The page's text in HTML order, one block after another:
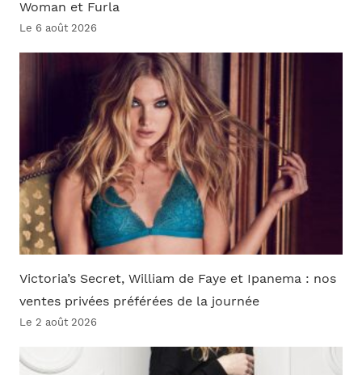
Woman et Furla
Le 6 août 2026
Victoria’s Secret, William de Faye et Ipanema : nos
ventes privées préférées de la journée
Le 2 août 2026